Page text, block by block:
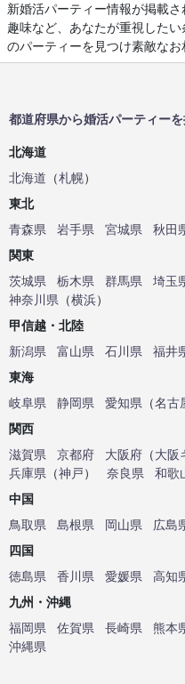
新婚活パーティー情報が掲載
趣味など、あなたが重視した
のパーティーを見つけ素敵なお
都道府県から婚活パーティー
北海道
北海道 （札幌）
東北
青森県
岩手県 宮城県 秋田
関東
茨城県
栃木県 群馬県 埼玉
神奈川県 （横浜）
甲信越・北陸
新潟県
富山県 石川県 福井
東海
岐阜県
静岡県 愛知県 （名古
関西
滋賀県
京都府 大阪府 （大阪
兵庫県 （神戸） 奈良県
和歌
中国
鳥取県
島根県 岡山県 広島
四国
徳島県
香川県 愛媛県
高知
九州・沖縄
福岡県
佐賀県 長崎県 熊本
沖縄県